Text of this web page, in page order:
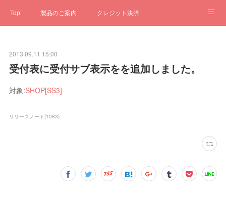
Top 製品のご案内 クレジット決済
クローゼット ステータス
2013.09.11 15:00
受付表に受付サブ表示をを追加しました。
対象:SHOP[SS3]
リリースノート (1083)